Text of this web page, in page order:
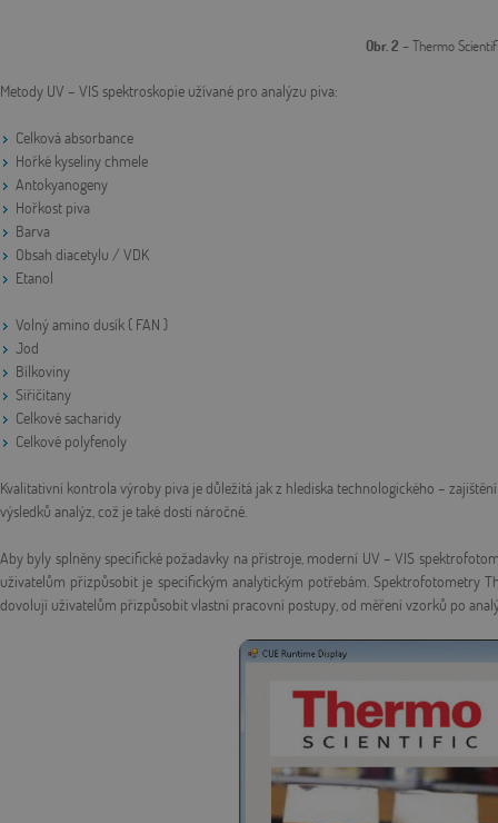
Obr. 2 – Thermo
Metody UV – VIS spektroskopie užívané pro analýzu piva:
Celková absorbance
Hořké kyseliny chmele
Antokyanogeny
Hořkost piva
Barva
Obsah diacetylu / VDK
Etanol
Volný amino dusík ( FAN )
Jod
Bílkoviny
Siřičitany
Celkové sacharidy
Celkové polyfenoly
Kvalitativní kontrola výroby piva je důležitá jak z hlediska technologického –
výsledků analýz, což je také dosti náročné.
Aby byly splněny specifické požadavky na přístroje, moderní UV – VIS
uživatelům přizpůsobit je specifickým analytickým potřebám. Spektrofotometry
dovolují uživatelům přizpůsobit vlastní pracovní postupy, od měření vzorků po